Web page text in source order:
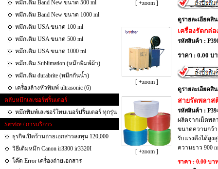
หมึกเติม Band New ขนาด 500 ml
หมึกเติม Band New ขนาด 1000 ml
หมึกเติม USA ขนาด 100 ml
หมึกเติม USA ขนาด 500 ml
หมึกเติม USA ขนาด 1000 ml
หมึกเติม Sublimation (หมึกพิมพ์ผ้า)
หมึกเติม durabrite (หมึกกันน้ำ)
เครื่องล้างหัวพิมพ์ ultrasonic (6)
ตลับหมึกเลเซอร์พริ้นเตอร์
หมึกพิมพ์เลเซอร์โทนเนอร์ปริ้นเตอร์ ทุกรุ่น
Service / การบริการ
ธุรกิจเปิดร้านถ่ายเอกสารลงทุน 120,000
วิธีเติมหมึก Canon ir3300 ir3320I
โค๊ด Error เครื่องถ่ายเอกสาร
[ +zoom ]
ดูรายละเอียดสิ
[ +zoom ]
เครื่องรัดกล่
รหัสสินค้า :
ราคา : 0.00 บ
ดูรายละเอียดสิ
[ +zoom ]
สายรัดพลาส
รหัสสินค้า :
ผลิตจากเม็ดพล
ขนาดความกว้า
รับแรงดึงได้สูงสุ
ความยาว 900 m
ราคา : 0.00 บา